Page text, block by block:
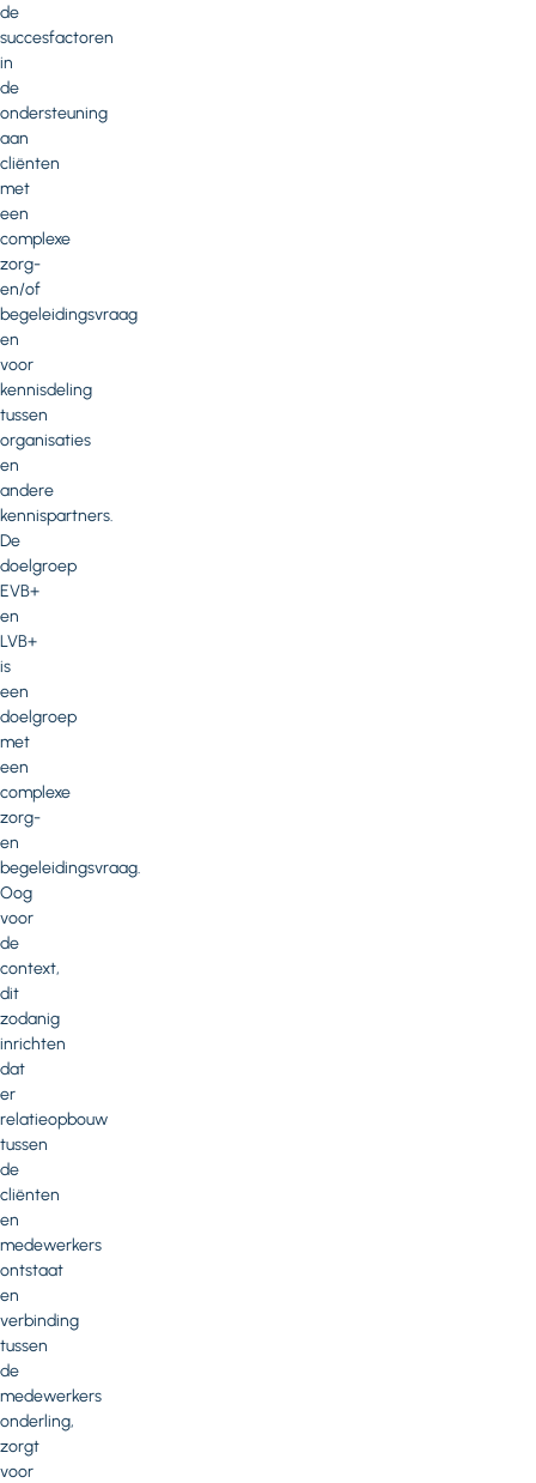
de
succesfactoren
in
de
ondersteuning
aan
cliënten
met
een
complexe
zorg-
en/of
begeleidingsvraag
en
voor
kennisdeling
tussen
organisaties
en
andere
kennispartners.
De
doelgroep
EVB+
en
LVB+
is
een
doelgroep
met
een
complexe
zorg-
en
begeleidingsvraag.
Oog
voor
de
context,
dit
zodanig
inrichten
dat
er
relatieopbouw
tussen
de
cliënten
en
medewerkers
ontstaat
en
verbinding
tussen
de
medewerkers
onderling,
zorgt
voor